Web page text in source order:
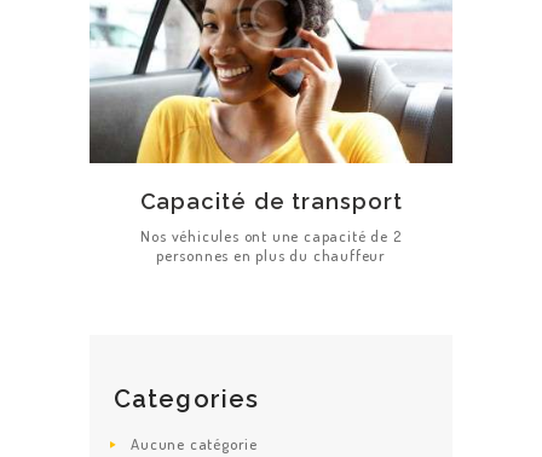
Capacité de transport
Nos véhicules ont une capacité de 2
personnes en plus du chauffeur
Categories
Aucune catégorie